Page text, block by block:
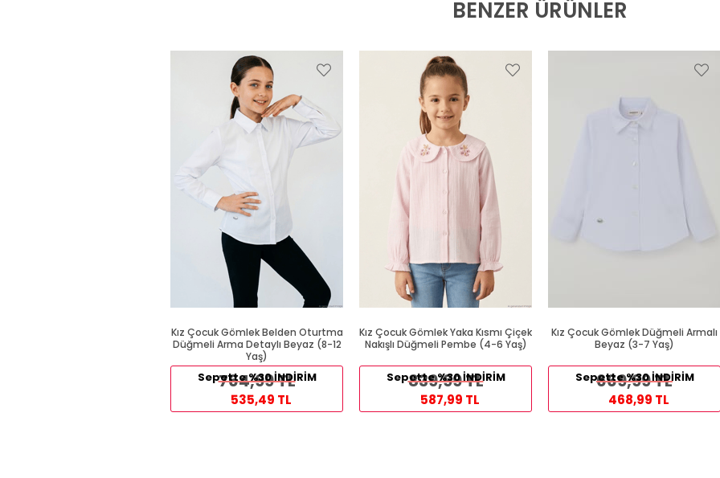
BENZER ÜRÜNLER
Kız Çocuk Gömlek Belden Oturtma
Düğmeli Arma Detaylı Beyaz (8-12
Yaş)
764,99 TL
Sepette %30 İNDİRİM
535,49 TL
Kız Çocuk Gömlek Yaka Kısmı Çiçek
Nakışlı Düğmeli Pembe (4-6 Yaş)
839,99 TL
Sepette %30 İNDİRİM
587,99 TL
Kız Çocuk Gömlek Düğmeli Armalı
Beyaz (3-7 Yaş)
669,99 TL
Sepette %30 İNDİRİM
468,99 TL